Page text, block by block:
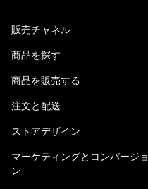
販売チャネル
商品を探す
商品を販売する
注文と配送
ストアデザイン
マーケティングとコンバージョ
ン